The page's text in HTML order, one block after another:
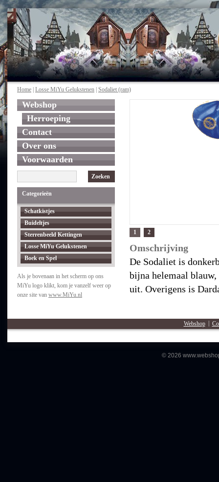
Home Losse MiYu Gelukstenen Sodaliet (ram)
Webshop
Herroeping
Contact
Over ons
Voorwaarden
Zoeken
Categorieën
Schatkistjes
Buideltjes
Sterrenbeeld Kettingen
Losse MiYu Gelukstenen
Boek en Spel
Als je bovenaan in het scherm op ons
MiYu logo klikt, kom je vanzelf weer op
onze site van www.MiYu.nl
1 2
Omschrijving
De Sodaliet is
bijna helemaal
uit. Overigens is
Webshop|
© 2026